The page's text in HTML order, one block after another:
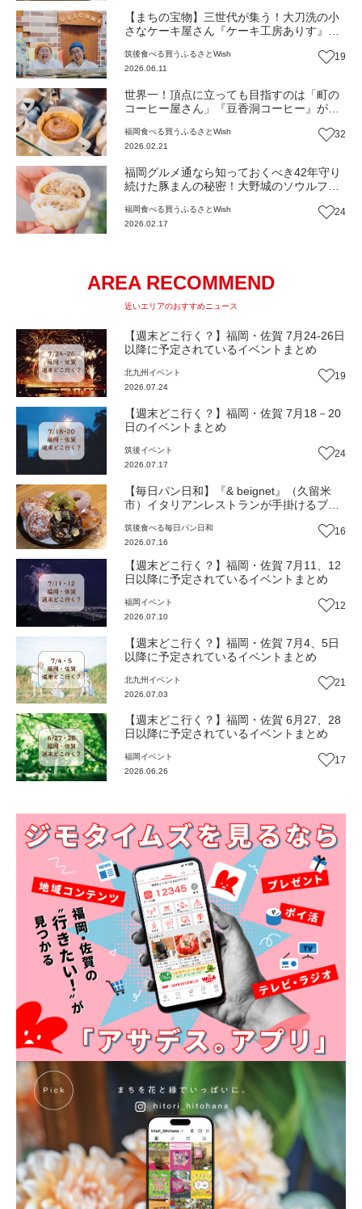
【まちの宝物】三世代が集う！大刀洗の小
さなケーキ屋さん『ケーキ工房ありす』が
【まち歩き】
筑後食べる買う ふるさとWish
2026.06.11
19
世界一！頂点に立っても目指すのは「町の
コーヒー屋さん」『豆香洞コーヒー』が追
大野城市）【まち歩き】
福岡食べる買う ふるさとWish
2026.02.21
32
福岡グルメ通なら知っておくべき42年守り
続けた豚まんの秘密！大野城のソウルフー
市）【まち歩き】
福岡食べる買う ふるさとWish
2026.02.17
24
AREA RECOMMEND
近いエリアのおすすめニュース
【週末どこ行く？】福岡・佐賀 7月24-26日
以降に予定されているイベントまとめ
北九州 イベント
2026.07.24
19
【週末どこ行く？】福岡・佐賀 7月18－20
日のイベントまとめ
筑後イベント
2026.07.17
24
【毎日パン日和】『& beignet』（久留米
市）イタリアンレストランが手掛けるブリ
筑後食べる毎日パン日和
2026.07.16
16
【週末どこ行く？】福岡・佐賀 7月11、12
日以降に予定されているイベントまとめ
福岡 イベント
2026.07.10
12
【週末どこ行く？】福岡・佐賀 7月4、5日
以降に予定されているイベントまとめ
北九州 イベント
2026.07.03
21
【週末どこ行く？】福岡・佐賀 6月27、28
日以降に予定されているイベントまとめ
福岡 イベント
2026.06.26
17